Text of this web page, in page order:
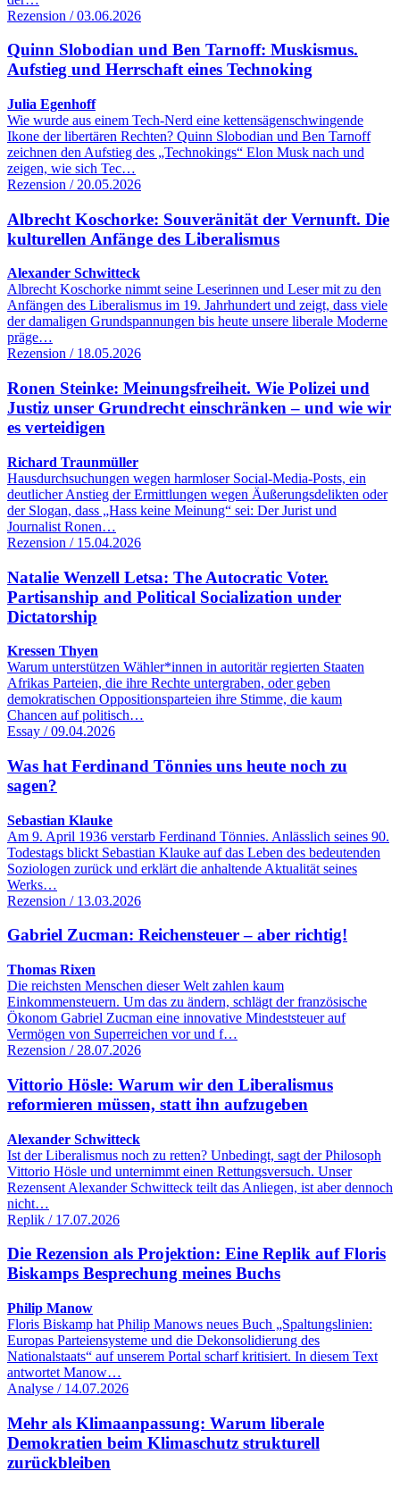
Rezension / 03.06.2026
Quinn Slobodian und Ben Tarnoff: Muskismus.
Aufstieg und Herrschaft eines Technoking
Julia Egenhoff
Wie wurde aus einem Tech-Nerd eine kettensägenschwingende
Ikone der libertären Rechten? Quinn Slobodian und Ben Tarnoff
zeichnen den Aufstieg des „Technokings“ Elon Musk nach und
zeigen, wie sich Tec…
Rezension / 20.05.2026
Albrecht Koschorke: Souveränität der Vernunft. Die
kulturellen Anfänge des Liberalismus
Alexander Schwitteck
Albrecht Koschorke nimmt seine Leserinnen und Leser mit zu den
Anfängen des Liberalismus im 19. Jahrhundert und zeigt, dass viele
der damaligen Grundspannungen bis heute unsere liberale Moderne
präge…
Rezension / 18.05.2026
Ronen Steinke: Meinungsfreiheit. Wie Polizei und
Justiz unser Grundrecht einschränken – und wie wir
es verteidigen
Richard Traunmüller
Hausdurchsuchungen wegen harmloser Social-Media-Posts, ein
deutlicher Anstieg der Ermittlungen wegen Äußerungsdelikten oder
der Slogan, dass „Hass keine Meinung“ sei: Der Jurist und
Journalist Ronen…
Rezension / 15.04.2026
Natalie Wenzell Letsa: The Autocratic Voter.
Partisanship and Political Socialization under
Dictatorship
Kressen Thyen
Warum unterstützen Wähler*innen in autoritär regierten Staaten
Afrikas Parteien, die ihre Rechte untergraben, oder geben
demokratischen Oppositionsparteien ihre Stimme, die kaum
Chancen auf politisch…
Essay / 09.04.2026
Was hat Ferdinand Tönnies uns heute noch zu
sagen?
Sebastian Klauke
Am 9. April 1936 verstarb Ferdinand Tönnies. Anlässlich seines 90.
Todestags blickt Sebastian Klauke auf das Leben des bedeutenden
Soziologen zurück und erklärt die anhaltende Aktualität seines
Werks…
Rezension / 13.03.2026
Gabriel Zucman: Reichensteuer – aber richtig!
Thomas Rixen
Die reichsten Menschen dieser Welt zahlen kaum
Einkommensteuern. Um das zu ändern, schlägt der französische
Ökonom Gabriel Zucman eine innovative Mindeststeuer auf
Vermögen von Superreichen vor und f…
Rezension / 28.07.2026
Vittorio Hösle: Warum wir den Liberalismus
reformieren müssen, statt ihn aufzugeben
Alexander Schwitteck
Ist der Liberalismus noch zu retten? Unbedingt, sagt der Philosoph
Vittorio Hösle und unternimmt einen Rettungsversuch. Unser
Rezensent Alexander Schwitteck teilt das Anliegen, ist aber dennoch
nicht…
Replik / 17.07.2026
Die Rezension als Projektion: Eine Replik auf Floris
Biskamps Besprechung meines Buchs
Philip Manow
Floris Biskamp hat Philip Manows neues Buch „Spaltungslinien:
Europas Parteiensysteme und die Dekonsolidierung des
Nationalstaats“ auf unserem Portal scharf kritisiert. In diesem Text
antwortet Manow…
Analyse / 14.07.2026
Mehr als Klimaanpassung: Warum liberale
Demokratien beim Klimaschutz strukturell
zurückbleiben